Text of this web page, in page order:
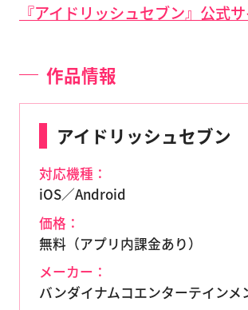
『アイドリッシュセブン』公式
作品情報
アイドリッシュセブン
対応機種：
iOS／Android
価格：
無料（アプリ内課金あり）
メーカー：
バンダイナムコエンターテインメ